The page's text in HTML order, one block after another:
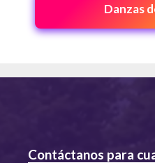
Danzas
Contáctanos para